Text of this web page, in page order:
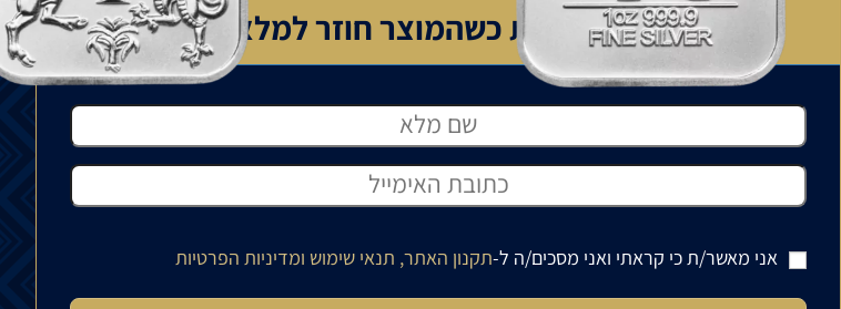
רוצה לדעת כשהמוצר חוזר למלאי
אני מאשר/ת כי קראתי ואני מסכים/ה ל-תקנון האתר, תנאי שימוש ומדיניות הפרטיות